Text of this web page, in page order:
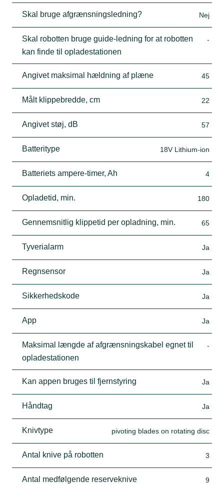
Skal bruge afgrænsningsledning? Nej
Skal robotten bruge guide-ledning for at robotten
kan finde til opladestationen
-
Angivet maksimal hældning af plæne 45
Målt klippebredde, cm 22
Angivet støj, dB 57
Batteritype 18V Lithium-ion
Batteriets ampere-timer, Ah 4
Opladetid, min. 180
Gennemsnitlig klippetid per opladning, min. 65
Tyverialarm Ja
Regnsensor Ja
Sikkerhedskode Ja
App Ja
Maksimal længde af afgrænsningskabel egnet til
opladestationen
-
Kan appen bruges til fjernstyring Ja
Håndtag Ja
Knivtype pivoting blades on rotating disc
Antal knive på robotten 3
Antal medfølgende reserveknive 9